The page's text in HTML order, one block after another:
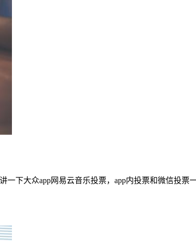
下大众app网易云音乐投票，app内投票和微信投票